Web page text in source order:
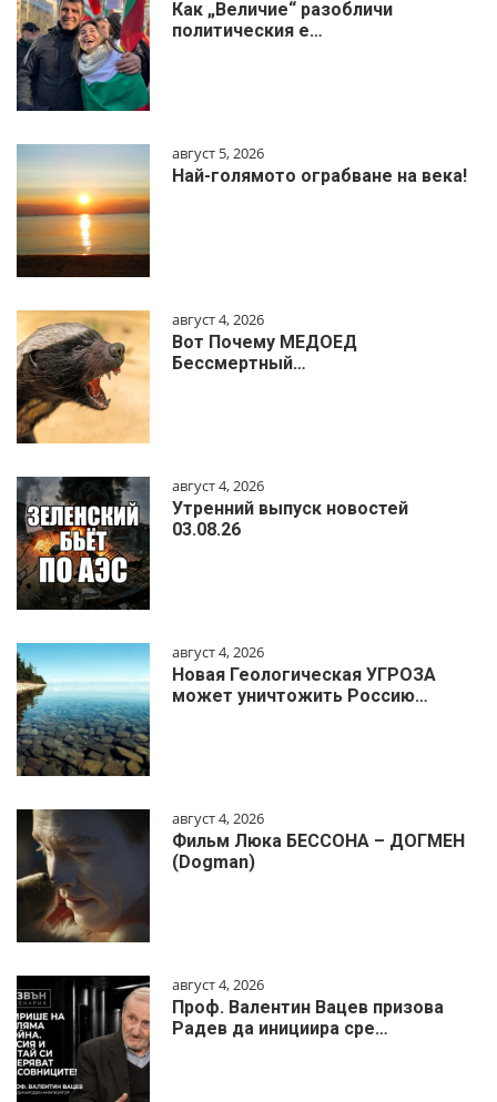
Как „Величие“ разобличи
политическия е…
август 5, 2026
Най-голямото ограбване на века!
август 4, 2026
Вот Почему МЕДОЕД
Бессмертный…
август 4, 2026
Утренний выпуск новостей
03.08.26
август 4, 2026
Новая Геологическая УГРОЗА
может уничтожить Россию…
август 4, 2026
Фильм Люка БЕССОНА – ДОГМЕН
(Dogman)
август 4, 2026
Проф. Валентин Вацев призова
Радев да инициира сре…